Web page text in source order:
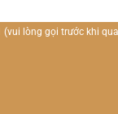
(vui lòng gọi trước khi